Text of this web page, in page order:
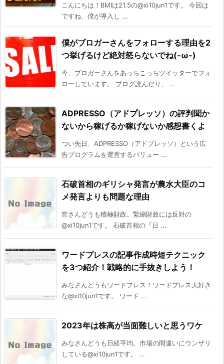
こんにちは！BMIは21.5の@xi10jun1です。 今回は
ですね、僕が導入し ...
僕がブロガーさんをフォローする理由を2
つ挙げるけど絶対怒らないでね(-ω-)
今、ブロガーさんをあっちこっちツイッターでフォ
ローしています。 ブログ読んだり、 ...
ADPRESSO（アドプレッソ）の評判聞か
ないから稼げるか稼げないか感想書くよ
つい先日、ADPRESSO（アドプレッソ）という広
告プログラムを運営するバリュー ...
石破首相のギリシャ発言が農水大臣のコ
メ発言よりも問題な理由
皆さんどうも積極財政。緊縮財政には反対の
@xi10jun1です。 石破首相の『日 ...
ワードプレスの記事作成時短テクニック
を3つ紹介！戦略的に手抜きしよう！
みなさんどうもワードプレス！ワードプレス大好き
な@xi10jun1です。 ワード ...
2023年は株高が当面難しいと思うワケ
みなさんどうも日経平均。市場の間違いにウンザリ
している@xi10jun1です。 ...